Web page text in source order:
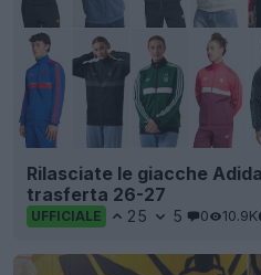
Rilasciate le giacche
trasferta 26-27
UFFICIALE 25 5 0 10.9K